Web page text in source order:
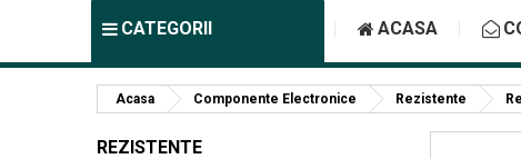
CATEGORII ACASA
Acasa Componente Electronice Rezistente
REZISTENTE